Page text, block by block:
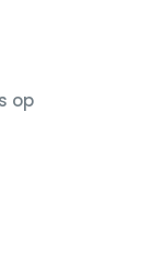
op